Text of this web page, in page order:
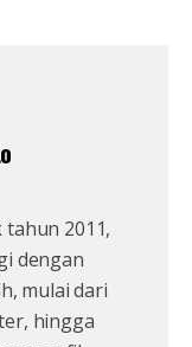
2011,
dengan
mulai dari
hingga